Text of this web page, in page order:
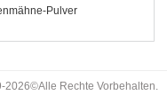
Pulver
2026©Alle Rechte Vorbehalten.